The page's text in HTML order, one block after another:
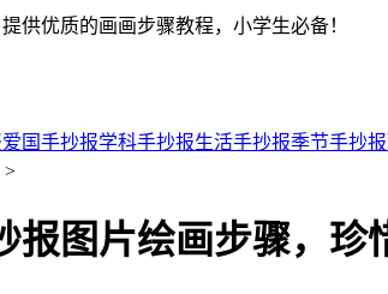
供优质的画画步骤教程，小学生必备！
爱国手抄报学科手抄报生活手抄报季节手抄报
>
报图片绘画步骤，珍